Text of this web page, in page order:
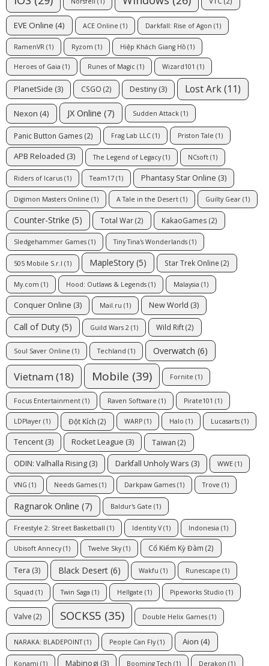
EVE Online (4) ACE Online (1) Darkfall: Rise of Agon (1)
RamenVR (1) Ryzom (1) Hiệp Khách Giang Hồ (1)
Heroes of Gaia (1) Runes of Magic (1) Wizard101 (1)
PlanetSide (3) CSGO (2) Destiny(3) Lost Ark(11)
Nexon (4) JX Online (7) Sudden Attack (1)
Panic Button Games (2) Frag Lab LLC (1) Priston Tale (1)
APB Reloaded (3) The Legend of Legacy(1) NCsoft (1)
Riders of Icarus (1) Team17 (1) Phantasy Star Online (3)
Digimon Masters Online (1) A Tale in the Desert (1) Guilty Gear (1)
Counter-Strike (5) Total War(2) KakaoGames (2)
Sledgehammer Games (1) Tiny Tina's Wonderlands (1)
505 Mobile S.r.l (1) MapleStory (5) Star Trek Online (2)
My.com (1) Hood: Outlaws & Legends (1) Malaysia (1)
Conquer Online (3) Mail.ru (1) New World (3)
Call of Duty (5) Guild Wars 2 (1) Wild Rift(2)
Soul Saver Online (1) Techland (1) Overwatch (6)
Vietnam (18) Mobile (39) Fornite (1)
Focus Entertainment (1) Raven Software (1) Pirate101 (1)
LDPlayer (1) Đột Kích (2) WARP (1) Halo (1) Lucasarts (1)
Tencent (3) Rocket League (3) Taiwan (2)
ODIN: Valhalla Rising (3) Darkfall Unholy Wars (3) WWE (1)
VNG (1) Needs Games (1) Darkpaw Games (1) Trove (1)
Ragnarok Online (7) Baldur's Gate (1)
Freestyle 2: Street Basketball (1) Identity V(1) Indonesia (1)
Ubisoft Annecy(1) Twelve Sky(1) Cổ Kiếm Kỳ Đàm (2)
Tera (3) Black Desert (6) Wakfu (1) Runescape (1)
Squad (1) Twin Saga (1) Hellgate (1) Pipeworks Studio (1)
Valve (2) SOCKS5 (35) Double Helix Games (1)
NARAKA: BLADEPOINT(1) People Can Fly(1) Aion (4)
Konami (1) Mabinogi (3) Booming Tech (1) Derakon (1)